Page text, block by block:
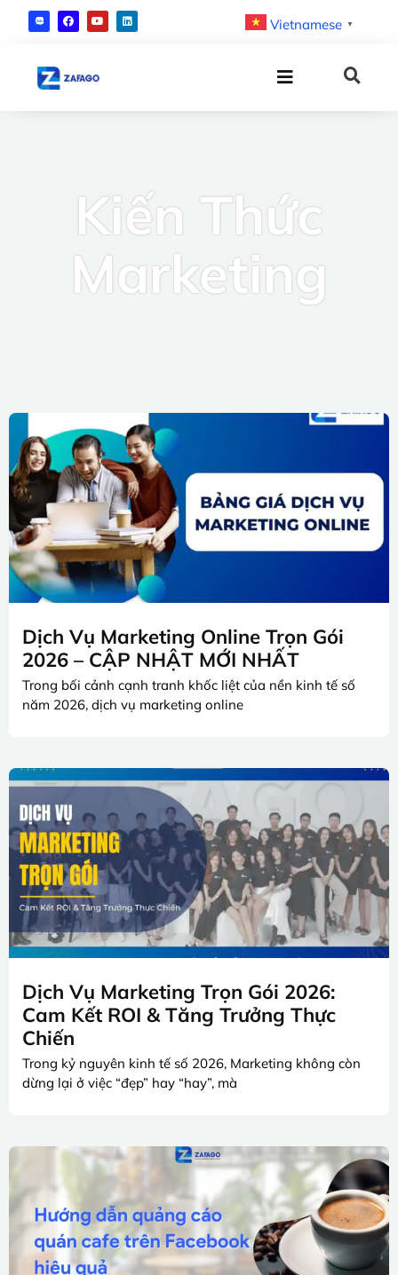
Vietnamese ▼
Kiến Thức
Marketing
Dịch Vụ Marketing Online Trọn Gói
2026 – CẬP NHẬT MỚI NHẤT
Trong bối cảnh cạnh tranh khốc liệt của nền kinh tế số
năm 2026, dịch vụ marketing online
Dịch Vụ Marketing Trọn Gói 2026:
Cam Kết ROI & Tăng Trưởng Thực
Chiến
Trong kỷ nguyên kinh tế số 2026, Marketing không còn
dừng lại ở việc “đẹp” hay “hay”, mà